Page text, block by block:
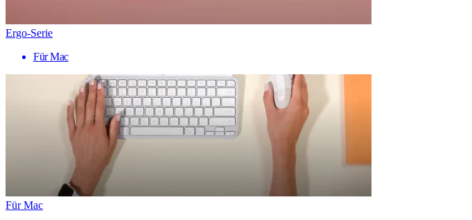
Ergo-Serie
Für Mac
Für Mac